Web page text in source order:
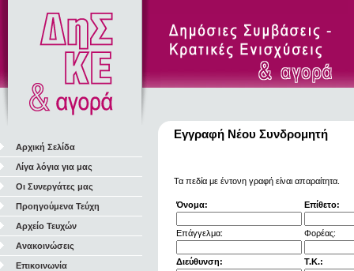
Αρχική Σελίδα
Λίγα λόγια για μας
Οι Συνεργάτες μας
Προηγούμενα Τεύχη
Αρχείο Τευχών
Ανακοινώσεις
Επικοινωνία
Εγγραφή Νέου Συνδρομητή
Τα πεδία με έντονη γραφή είναι απαραίτητα.
Όνομα: Επίθετο:
Επάγγελμα: Φορέας:
Διεύθυνση: Τ.Κ.: